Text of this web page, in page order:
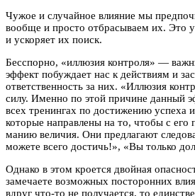
Чужое и случайное влияние мы
вообще и просто отбрасываем их. Это
и ускоряет их поиск.
Бесспорно, «иллюзия контроля» —
эффект побуждает нас к действиям и
ответственность за них. «Иллюзия
силу. Именно по этой причине данный
всех тренингах по достижению успеха
которые направлены на то, чтобы с
манию величия. Они предлагают
можете всего достичь!», «Вы только
Однако в этом кроется двойная
замечаете возможных посторонних
вдруг что-то не получается, то